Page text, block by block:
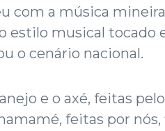
com a música
estilo musical tocado
o cenário nacional.
e o axé, feitas
feitas por